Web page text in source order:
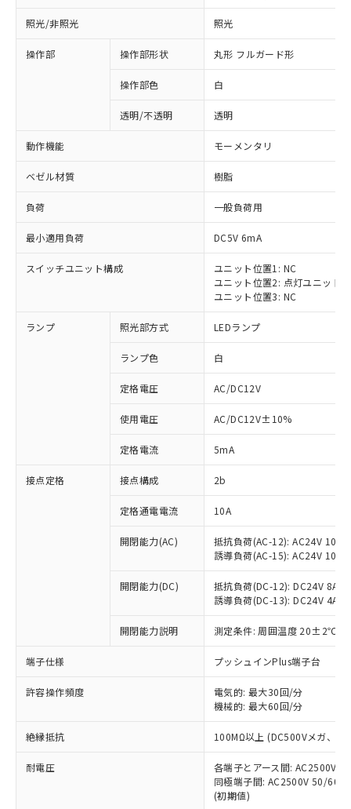
照光/非照光 照光
操作部 操作部形状 丸形 フルガード形
操作部色 白
透明/不透明 透明
動作機能 モーメンタリ
ベゼル材質 樹脂
負荷 一般負荷用
最小適用負荷 DC5V 6mA
スイッチユニット構成
ユニット位置1: NC
ユニット位置2: 点灯ユニット
ユニット位置3: NC
ランプ 照光部方式 LEDランプ
ランプ色 白
定格電圧 AC/DC12V
使用電圧 AC/DC12V±10%
定格電流 5mA
接点定格 接点構成 2b
定格通電電流 10A
開閉能力(AC)
抵抗負荷(AC-12): AC24V 10A/
誘導負荷(AC-15): AC24V
開閉能力(DC)
抵抗負荷(DC-12): DC24V 8A/
誘導負荷(DC-13): DC24V 4A/
開閉能力説明 測定条件: 周囲温度 20±2℃、
端子仕様 プッシュインPlus端子台
許容操作頻度
電気的: 最大30回/分
機械的: 最大60回/分
絶縁抵抗 100MΩ以上 (DC500Vメガ、点
耐電圧
各端子とアース間: AC2500V
同極端子間: AC2500V 50/
(初期値)
ご利用条件
以下の条件をお読みいただき、同意のうえ
ご利用ください。
本サービスは、当社制御機器事業取扱
商品の当社在庫状況および標準価格
(税抜)を提供させていただくもので
当社制御機器事業取扱商品の中には、
本サービスの対象外となる商品もある
ことをご了承ください。
在庫状況および標準価格照会結果は、
記載している更新日時点での社内デー
タに基づき作成されるものであり、閲
覧された時点での実際の在庫および標
準価格とは異なる場合があることをご
※1 対応状況
対応済み：EU RoHS指令（10物質）の
非含有に対応した製品が提供可能な商品で
す。
対応予定：EU RoHS指令（10物質）の非含
有に対応した製品に切り替える予定のある
対応予定なし：EU RoHS指令（10物質）の
非含有に非対応の商品で、対応品を出す予
定はありません。
調査・確認中：EU RoHS指令（10物質）の
非含有の対応状況を調査中または確認中の
非該当品：ライセンス料など無形物で、有
害物質有無と関係のない商品です。
仕入先様の事情により、非含有部品として
いたものが、含有品と判明した場合などや
むを得ず変更することがあります。
六価クロム(Cr(Ⅵ)) 1000ppm以下、ポリ臭化ビフェニル
類(PBB) 1000ppm以下、ポリ臭化ジフェニルエーテル類
「○」：最大均質材料含有率が中国RoHSの
基準値以下であることを示します。
「×」：最大均質材料含有率が中国RoHSの
基準値を超えていることを示します。
「－」：未確認です。当社販売部門へお問
*中国RoHS10物質の基準値 (GB/T26572)：
Pb(鉛) :1000ppm、 Hg(水銀) : 1000ppm、 Cd(カドミウ
Cr(Ⅵ)(六価クロム) : 1000ppm、 PBBs(ポリ臭化ビフェ
当社は、これら貴社製品のうち、外国
為替および外国貿易法に定める商品
（以下｢規制貨物等」という）を輸出
または国外への提供する場合は、日本
国政府の輸出許可(または役務取引許
可)を取得するなどの必要な手続きを